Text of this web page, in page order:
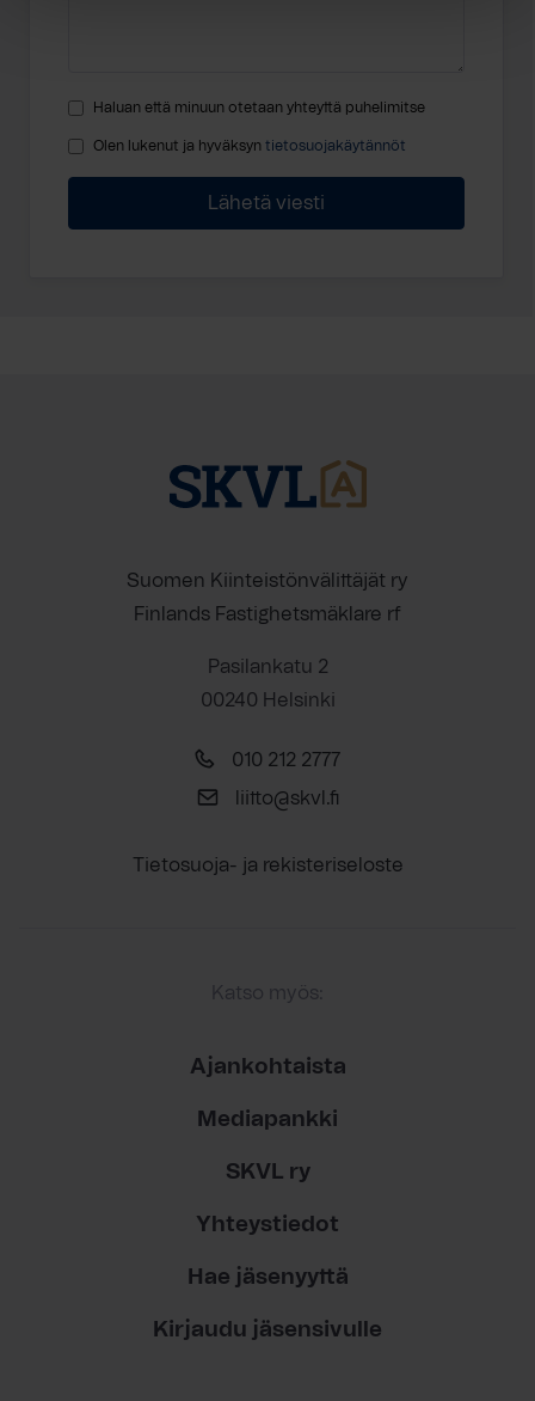
Haluan että minuun otetaan yhteyttä puhelimitse
Olen lukenut ja hyväksyn tietosuojakäytännöt
Suomen Kiinteistönvälittäjät ry
Finlands Fastighetsmäklare rf
Pasilankatu 2
00240 Helsinki
010 212 2777
liitto@skvl.fi
Tietosuoja- ja rekisteriseloste
Katso myös:
Ajankohtaista
Mediapankki
SKVL ry
Yhteystiedot
Hae jäsenyyttä
Kirjaudu jäsensivulle